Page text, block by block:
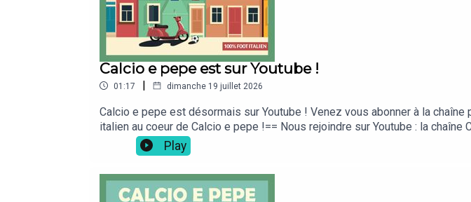
Calcio e pepe est sur Youtube !
01:17 | dimanche 19 juillet 2026
Calcio e pepe est désormais sur Youtube ! Venez vous abonner à la
italien au coeur de Calcio e pepe !== Nous rejoindre sur Youtube : la
ta culture foot ! Elle est disponible ici sur iOS et ici sur Android.== Plus
mettre 5 étoiles ⭐⭐⭐⭐⭐ sur Apple Podcasts et aussi sur Spotify et à
Play